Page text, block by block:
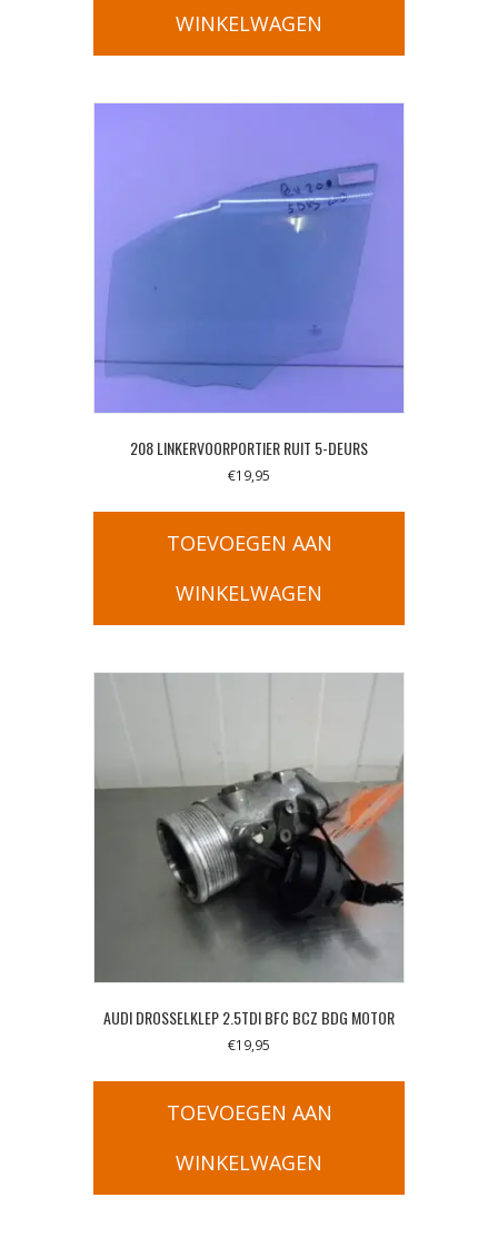
WINKELWAGEN
208 LINKERVOORPORTIER RUIT 5-DEURS
€19,95
TOEVOEGEN AAN
WINKELWAGEN
AUDI DROSSELKLEP 2.5TDI BFC BCZ BDG MOTOR
€19,95
TOEVOEGEN AAN
WINKELWAGEN